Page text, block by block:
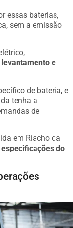
essas baterias,
sem a emissão
levantamento e
de bateria, e
tenha a
de
em Riacho da
especificações do